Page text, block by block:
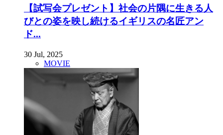
【試写会プレゼント】社会の片隅に生きる人
びとの姿を映し続けるイギリスの名匠アン
ド...
30 Jul, 2025
MOVIE